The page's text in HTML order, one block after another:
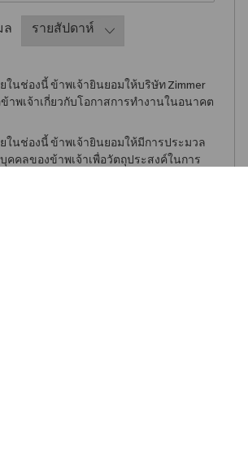
ล Required
ในช่องนี้ ข้าพเจ้ายินยอมให้บริษัท Zimmer
าพเจ้าเกี่ยวกับโอกาสการทำงานในอนาคต
ในช่องนี้ ข้าพเจ้ายินยอมให้มีการประมวล
คคลของข้าพเจ้าเพื่อวัตถุประสงค์ในการ